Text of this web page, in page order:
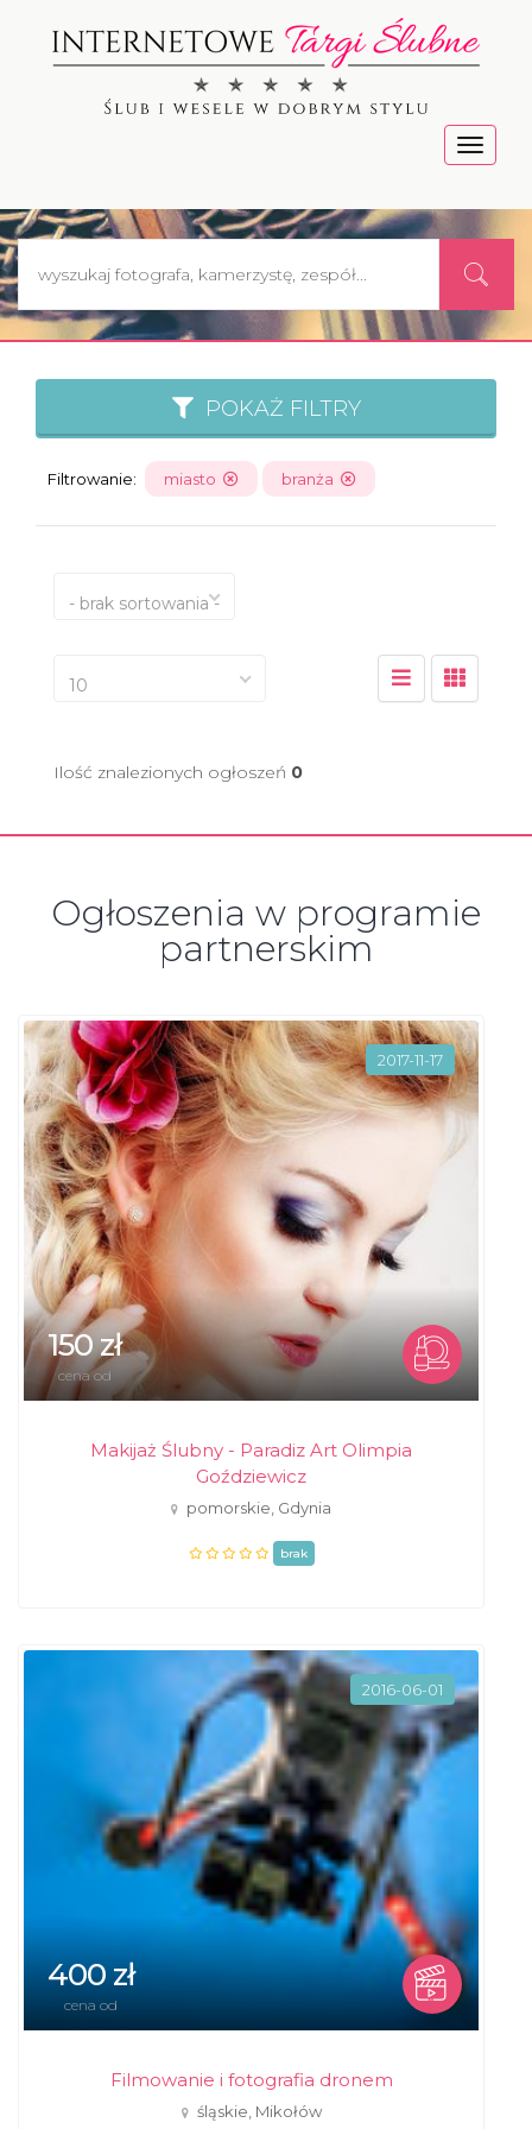
Menu
POKAŻ FILTRY
Filtrowanie: miasto branża
- brak sortowania -
10
Ilość znalezionych ogłoszeń 0
Ogłoszenia w programie
partnerskim
2017-11-17
150 zł
cena od
Makijaż Ślubny - Paradiz Art Olimpia
Goździewicz
pomorskie, Gdynia
brak
2016-06-01
400 zł
cena od
Filmowanie i fotografia dronem
śląskie, Mikołów